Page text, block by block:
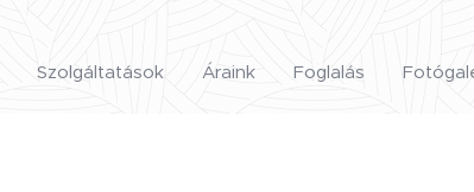
Szolgáltatások Áraink Foglalás